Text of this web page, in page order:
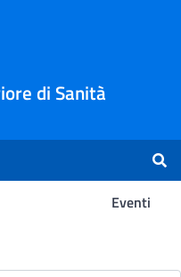
di Sanità
Eventi
-